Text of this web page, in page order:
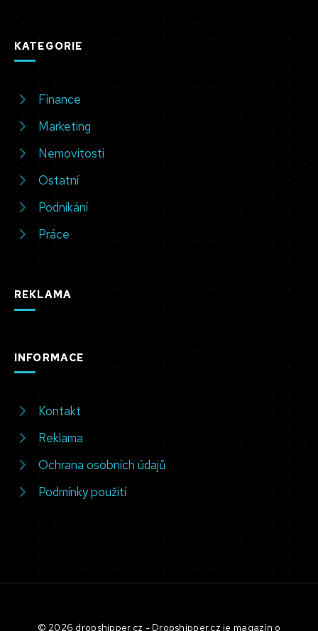
KATEGORIE
Finance
Marketing
Nemovitosti
Ostatní
Podnikání
Práce
REKLAMA
INFORMACE
Kontakt
Reklama
Ochrana osobních údajů
Podmínky použití
© 2026 dropshipper.cz - Dropshipper.cz je magazín o